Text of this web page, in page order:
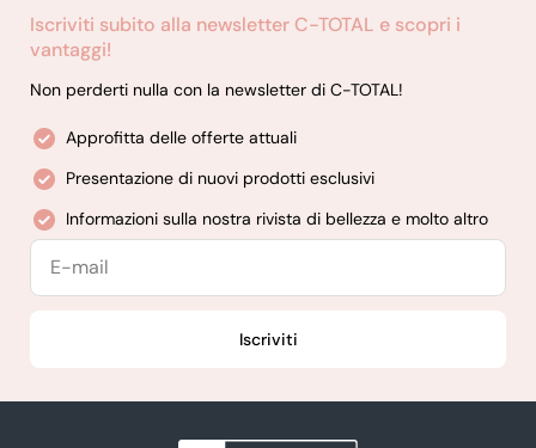
Iscriviti subito alla newsletter C-TOTAL e scopri i
vantaggi!
Non perderti nulla con la newsletter di C-TOTAL!
Approfitta delle offerte attuali
Presentazione di nuovi prodotti esclusivi
Informazioni sulla nostra rivista di bellezza e molto altro
E-
Iscriviti